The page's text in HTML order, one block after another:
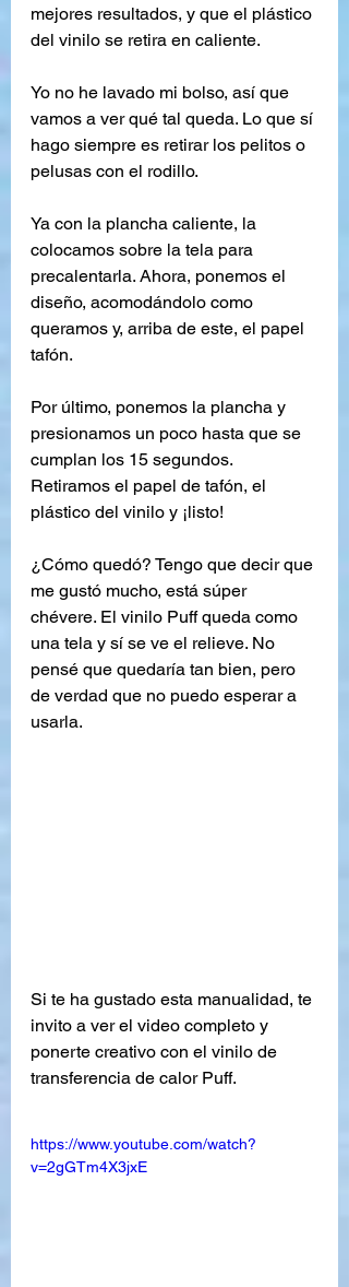
mejores resultados, y que el plástico
del vinilo se retira en caliente.
Yo no he lavado mi bolso, así que
vamos a ver qué tal queda. Lo que sí
hago siempre es retirar los pelitos o
pelusas con el rodillo.
Ya con la plancha caliente, la
colocamos sobre la tela para
precalentarla. Ahora, ponemos el
diseño, acomodándolo como
queramos y, arriba de este, el papel
tafón.
Por último, ponemos la plancha y
presionamos un poco hasta que se
cumplan los 15 segundos.
Retiramos el papel de tafón, el
plástico del vinilo y ¡listo!
¿Cómo quedó? Tengo que decir que
me gustó mucho, está súper
chévere. El vinilo Puff queda como
una tela y sí se ve el relieve. No
pensé que quedaría tan bien, pero
de verdad que no puedo esperar a
usarla.
Si te ha gustado esta manualidad, te
invito a ver el video completo y
ponerte creativo con el vinilo de
transferencia de calor Puff.
https://www.youtube.com/watch?
v=2gGTm4X3jxE